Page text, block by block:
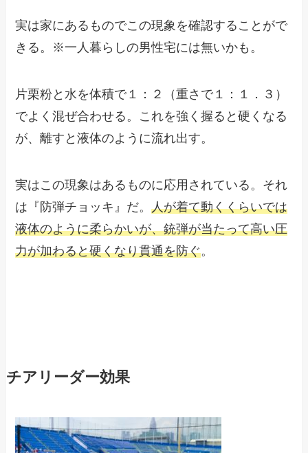
実は家にあるものでこの現象を確認することがで
きる。※一人暮らしの男性宅には無いかも。
片栗粉と水を体積で１：２（重さで１：１．３）
でよく混ぜ合わせる。これを強く握ると硬くなる
が、離すと液体のように流れ出す。
実はこの現象はあるものに応用されている。それ
は『防弾チョッキ』だ。人が着て動くくらいでは
液体のように柔らかいが、銃弾が当たって高い圧
力が加わると硬くなり貫通を防ぐ。
チアリーダー効果